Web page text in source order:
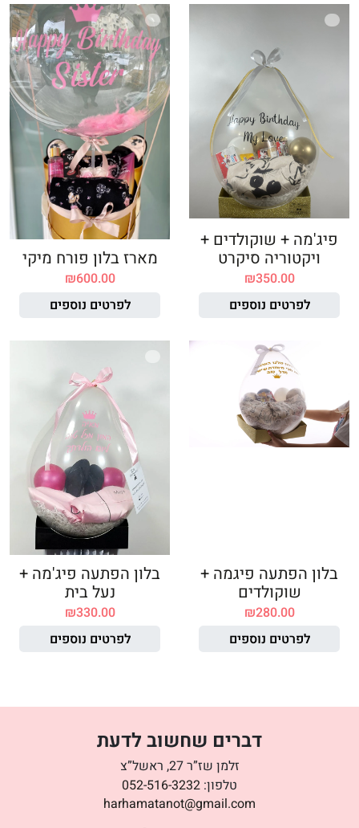
פיג'מה + שוקולדים +
ויקטוריה סיקרט
₪350.00
לפרטים נוספים
מארז בלון פורח מיקי
₪600.00
לפרטים נוספים
בלון הפתעה פיגמה +
שוקולדים
₪280.00
לפרטים נוספים
בלון הפתעה פיג'מה +
נעל בית
₪330.00
לפרטים נוספים
דברים שחשוב לדעת
זלמן שז”ר 27, ראשל”צ
טלפון: 052-516-3232
harhamatanot@gmail.com